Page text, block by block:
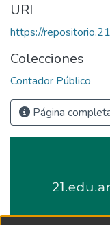
URI
https://
Colecciones
Contador Público
Página